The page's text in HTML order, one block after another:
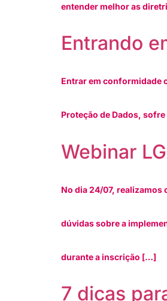
entender melhor as
Entrando
Entrar em conformidade
Proteção de Dados,
Webinar
No dia 24/07, realizamos
dúvidas sobre a
durante a inscrição […]
7 dicas